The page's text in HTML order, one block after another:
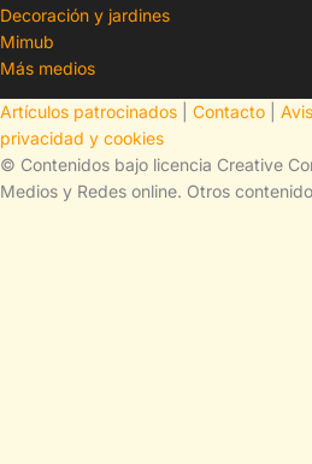
Decoración y jardines
Mimub
Más medios
Artículos patrocinados Contacto
privacidad y cookies
© Contenidos bajo licencia Creative
Medios y Redes online. Otros